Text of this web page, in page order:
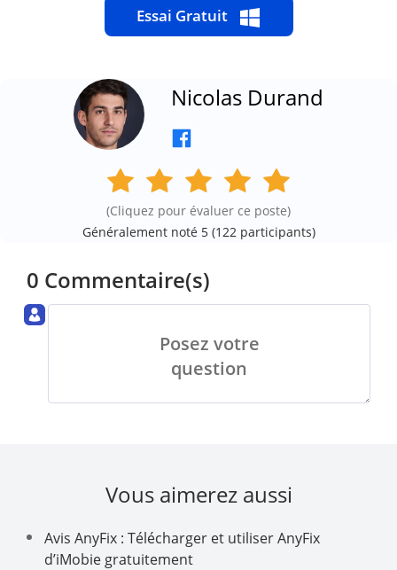
Essai Gratuit
Nicolas Durand
(Cliquez pour évaluer ce poste)
Généralement noté 5 (122 participants)
0 Commentaire(s)
Posez votre
question
Vous aimerez aussi
Avis AnyFix : Télécharger et utiliser AnyFix
d’iMobie gratuitement